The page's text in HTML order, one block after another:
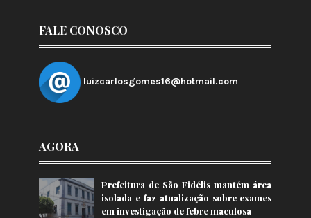
FALE CONOSCO
luizcarlosgomes16@hotmail.com
AGORA
Prefeitura de São Fidélis mantém área
isolada e faz atualização sobre exames
em investigação de febre maculosa